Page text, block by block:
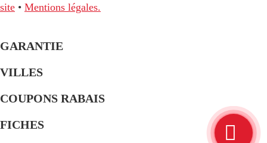
site • Mentions légales.
GARANTIE
VILLES
COUPONS RABAIS
FICHES